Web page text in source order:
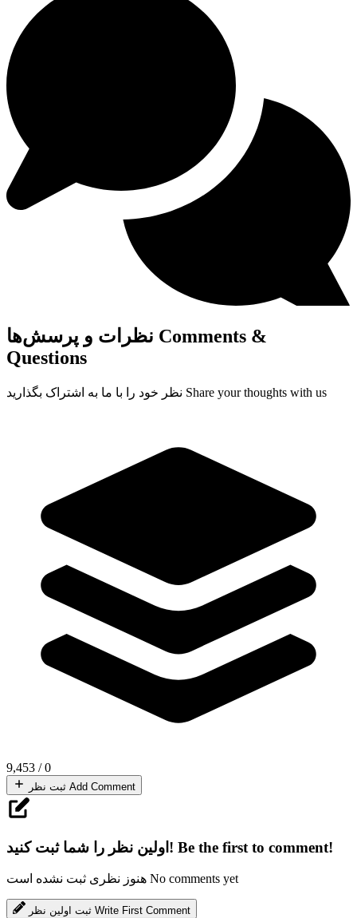
نظرات و پرسش‌ها Comments &
Questions
نظر خود را با ما به اشتراک بگذارید Share your thoughts with us
9,453 / 0
ثبت نظر Add Comment
اولین نظر را شما ثبت کنید! Be the first to comment!
هنوز نظری ثبت نشده است No comments yet
ثبت اولین نظر Write First Comment